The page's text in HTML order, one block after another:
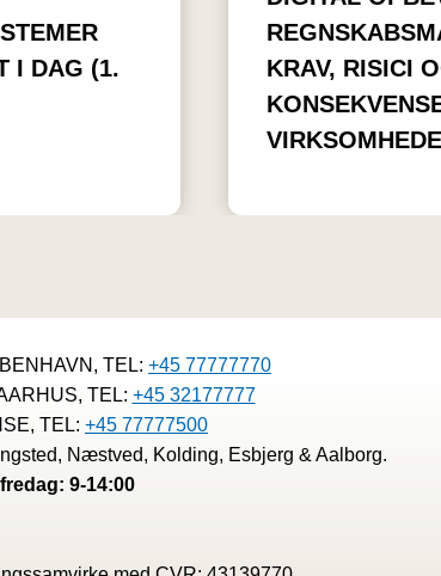
I DAG (1.
KRAV, RISICI
TEL: +45 77777770
TEL: +45 32177777
TEL: +45 77777500
Næstved, Kolding, Esbjerg & Aalborg.
9-14:00